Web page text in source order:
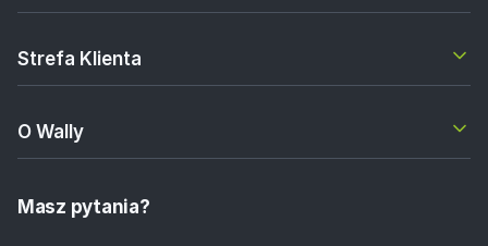
Strefa Klienta
O Wally
Masz pytania?